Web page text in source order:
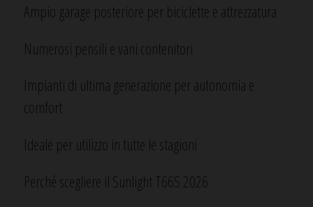
Ampio garage posteriore per biciclette e attrezzatura
Numerosi pensili e vani contenitori
Impianti di ultima generazione per autonomia e
comfort
Ideale per utilizzo in tutte le stagioni
Perché scegliere il Sunlight T66S 2026